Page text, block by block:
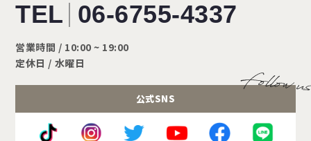
TEL 06-6755-4337
営業時間 / 10:00 ~ 19:00
定休日 / 水曜日
公式SNS